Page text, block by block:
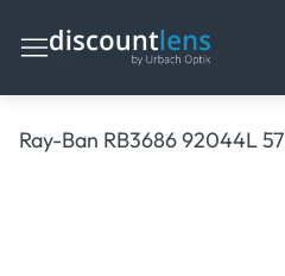
Ray-Ban RB3686 92044L 57